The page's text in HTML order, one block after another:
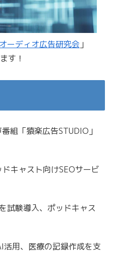
ーディオ広告研究会 」
す！
組「猿楽広告STUDIO」
キャスト向けSEOサービ
試験導入、ポッドキャス
用、医療の記録作成を支